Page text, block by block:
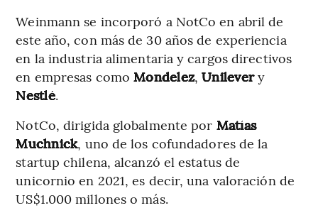
Weinmann se incorporó a NotCo en abril de
este año, con más de 30 años de experiencia
en la industria alimentaria y cargos directivos
en empresas comoMondelez,Unilevery
Nestlé.
NotCo, dirigida globalmente por Matías
Muchnick, uno de los cofundadores de la
startup chilena, alcanzó el estatus de
unicornio en 2021, es decir, una valoración de
US$1.000 millones o más.